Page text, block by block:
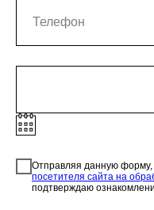
Отправляя данную форму,
посетителя сайта на
подтверждаю